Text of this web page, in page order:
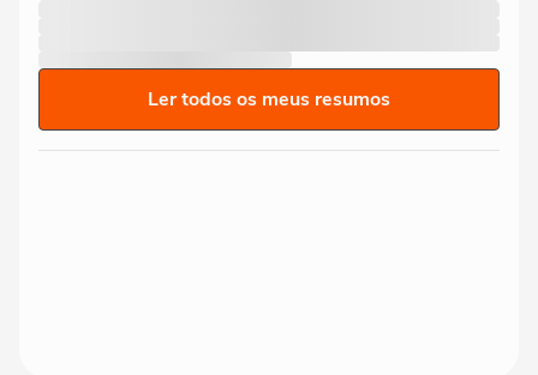
Ler todos os meus resumos